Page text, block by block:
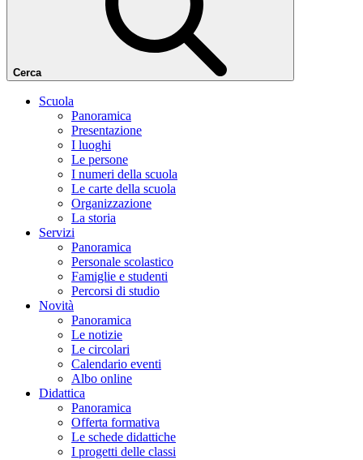
Cerca
Scuola
Panoramica
Presentazione
I luoghi
Le persone
I numeri della scuola
Le carte della scuola
Organizzazione
La storia
Servizi
Panoramica
Personale scolastico
Famiglie e studenti
Percorsi di studio
Novità
Panoramica
Le notizie
Le circolari
Calendario eventi
Albo online
Didattica
Panoramica
Offerta formativa
Le schede didattiche
I progetti delle classi